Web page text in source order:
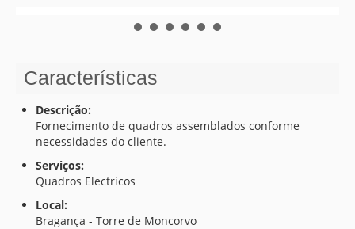
CONTACTOS
Características
Descrição:
Fornecimento de quadros assemblados conforme
necessidades do cliente.
Serviços:
Quadros Electricos
Local:
Bragança - Torre de Moncorvo